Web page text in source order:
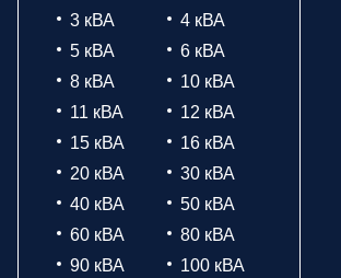
3 кВА
4 кВА
5 кВА
6 кВА
8 кВА
10 кВА
11 кВА
12 кВА
15 кВА
16 кВА
20 кВА
30 кВА
40 кВА
50 кВА
60 кВА
80 кВА
90 кВА
100 кВА